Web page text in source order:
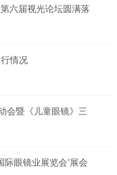
六届视光论坛圆满落
情况
会暨《儿童眼镜》三
际眼镜业展览会”展会